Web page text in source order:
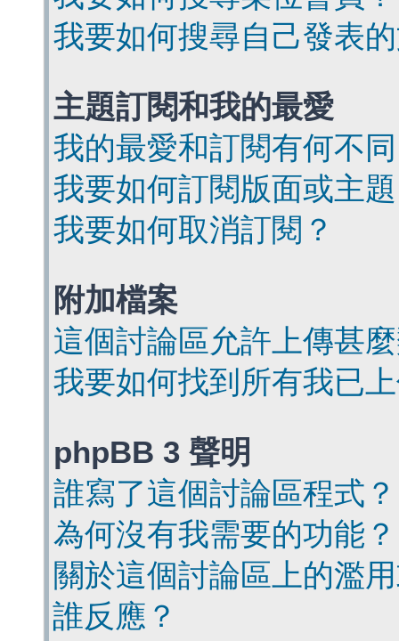
我要如何搜尋自己發表
主題訂閱和我的最愛
我的最愛和訂閱有何不
我要如何訂閱版面或主
我要如何取消訂閱？
附加檔案
這個討論區允許上傳甚
我要如何找到所有我已
phpBB 3 聲明
誰寫了這個討論區程式？
為何沒有我需要的功能？
關於這個討論區上的濫
誰反應？